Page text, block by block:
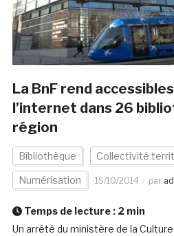
La BnF rend
l’internet dans 26
région
Bibliothèque Collectivité
Numérisation 15/10/2014 par
Temps de lecture : 2 min
Un arrêté du ministère de la